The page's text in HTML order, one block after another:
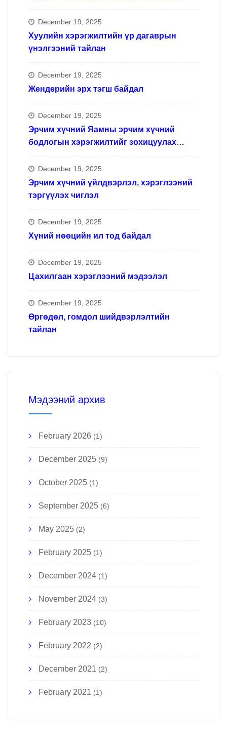
December 19, 2025
Хуулийн хэрэгжилтийн үр дагаврын
үнэлгээний тайлан
December 19, 2025
Жендерийн эрх тэгш байдал
December 19, 2025
Эрчим хүчний Яамны эрчим хүчний
бодлогын хэрэгжилтийг зохицуулах
December 19, 2025
Эрчим хүчний үйлдвэрлэл, хэрэглээний
тэргүүлэх чиглэл
December 19, 2025
Хүний нөөцийн ил тод байдал
December 19, 2025
Цахилгаан хэрэглээний мэдээлэл
December 19, 2025
Өргөдөл, гомдол шийдвэрлэлтийн
тайлан
Мэдээний архив
February 2026 (1)
December 2025 (9)
October 2025 (1)
September 2025 (6)
May 2025 (2)
February 2025 (1)
December 2024 (1)
November 2024 (3)
February 2023 (10)
February 2022 (2)
December 2021 (2)
February 2021 (1)